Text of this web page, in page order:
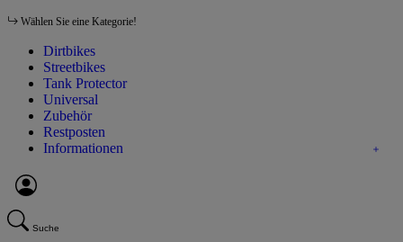
Wählen Sie eine Kategorie!
Dirtbikes
Streetbikes
Tank Protector
Universal
Zubehör
Restposten
Informationen
Suche